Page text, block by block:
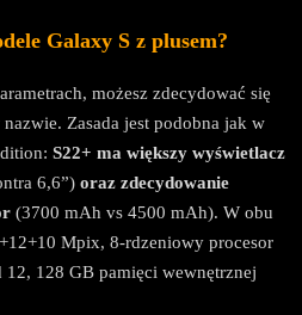
Galaxy S z plusem?
możesz zdecydować się
Zasada jest podobna jak w
S22+ ma większy wyświetlacz
6,6”) oraz zdecydowanie
(3700 mAh vs 4500 mAh). W obu
Mpix, 8-rdzeniowy procesor
128 GB pamięci wewnętrznej